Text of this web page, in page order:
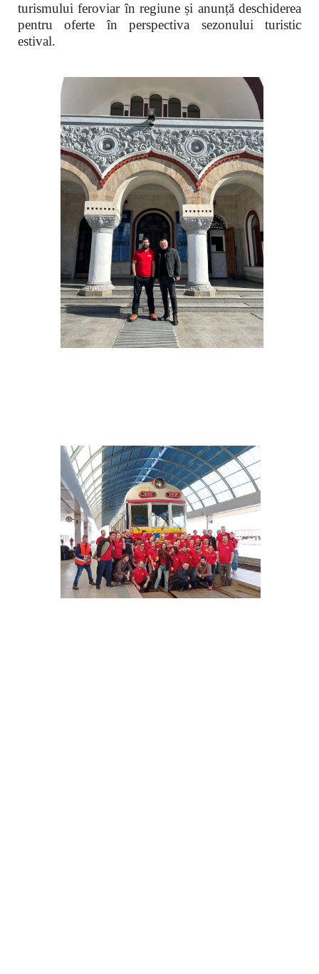
turismului feroviar în regiune și anunță deschiderea
pentru oferte în perspectiva sezonului turistic
estival.